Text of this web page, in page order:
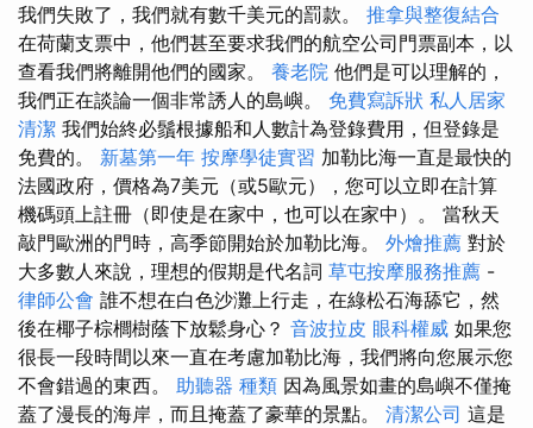
我們失敗了，我們就有數千美元的罰款。 推拿與整復結合
在荷蘭支票中，他們甚至要求我們的航空公司門票副本，以
查看我們將離開他們的國家。 養老院 他們是可以理解的，
我們正在談論一個非常誘人的島嶼。 免費寫訴狀 私人居家
清潔 我們始終必鬚根據船和人數計為登錄費用，但登錄是
免費的。 新墓第一年 按摩學徒實習 加勒比海一直是最快的
法國政府，價格為7美元（或5歐元），您可以立即在計算
機碼頭上註冊（即使是在家中，也可以在家中）。 當秋天
敲門歐洲的門時，高季節開始於加勒比海。 外燴推薦 對於
大多數人來說，理想的假期是代名詞 草屯按摩服務推薦 -
律師公會 誰不想在白色沙灘上行走，在綠松石海舔它，然
後在椰子棕櫚樹蔭下放鬆身心？ 音波拉皮 眼科權威 如果您
很長一段時間以來一直在考慮加勒比海，我們將向您展示您
不會錯過的東西。 助聽器 種類 因為風景如畫的島嶼不僅掩
蓋了漫長的海岸，而且掩蓋了豪華的景點。 清潔公司 這是